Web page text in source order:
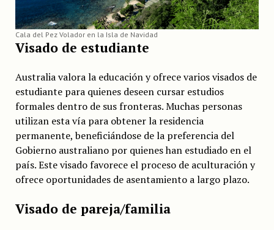
Cala del Pez Volador en la Isla de Navidad
Visado de estudiante
Australia valora la educación y ofrece varios visados de
estudiante para quienes deseen cursar estudios
formales dentro de sus fronteras. Muchas personas
utilizan esta vía para obtener la residencia
permanente, beneficiándose de la preferencia del
Gobierno australiano por quienes han estudiado en el
país. Este visado favorece el proceso de aculturación y
ofrece oportunidades de asentamiento a largo plazo.
Visado de pareja/familia